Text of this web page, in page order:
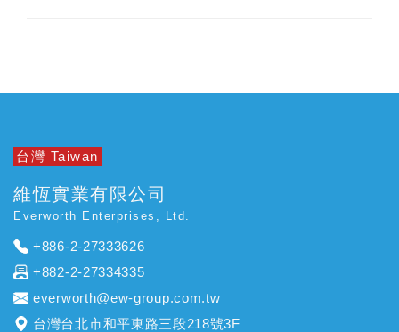
台灣 Taiwan
維恆實業有限公司
Everworth Enterprises, Ltd.
+886-2-27333626
+882-2-27334335
everworth@ew-group.com.tw
台灣台北市和平東路三段218號3F